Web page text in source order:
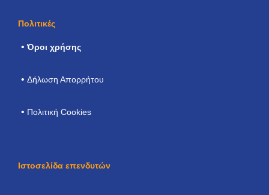
Πολιτικές
Όροι χρήσης
Δήλωση Απορρήτου
Πολιτική Cookies
Ιστοσελίδα επενδυτών